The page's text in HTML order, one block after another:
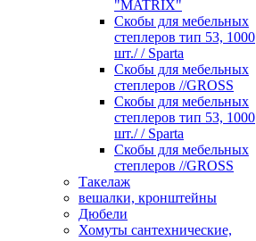
"MATRIX"
Скобы для мебельных
степлеров тип 53, 1000
шт./ / Sparta
Скобы для мебельных
степлеров //GROSS
Скобы для мебельных
степлеров тип 53, 1000
шт./ / Sparta
Скобы для мебельных
степлеров //GROSS
Такелаж
вешалки, кронштейны
Дюбели
Хомуты сантехнические,